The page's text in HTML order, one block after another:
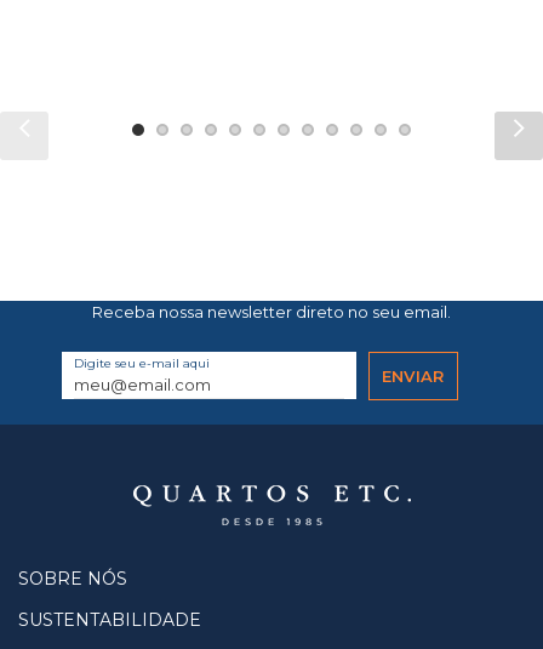
Receba nossa newsletter direto no seu email.
Digite seu e-mail aqui
SOBRE NÓS
SUSTENTABILIDADE